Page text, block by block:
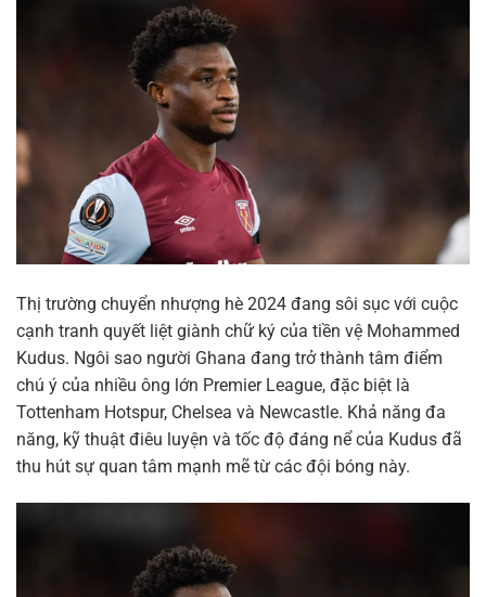
Thị trường chuyển nhượng hè 2024 đang sôi sục với cuộc
cạnh tranh quyết liệt giành chữ ký của tiền vệ Mohammed
Kudus. Ngôi sao người Ghana đang trở thành tâm điểm
chú ý của nhiều ông lớn Premier League, đặc biệt là
Tottenham Hotspur, Chelsea và Newcastle. Khả năng đa
năng, kỹ thuật điêu luyện và tốc độ đáng nể của Kudus đã
thu hút sự quan tâm mạnh mẽ từ các đội bóng này.